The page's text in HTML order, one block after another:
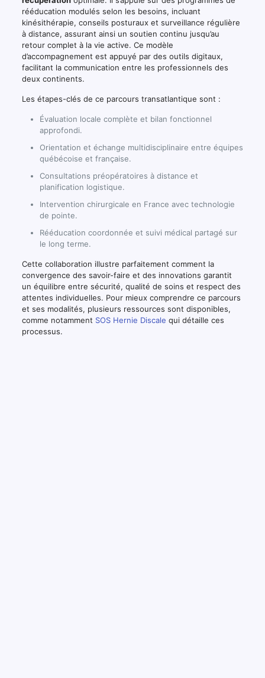
rééducation modulés selon les besoins, incluant
kinésithérapie, conseils posturaux et surveillance régulière
à distance, assurant ainsi un soutien continu jusqu’au
retour complet à la vie active. Ce modèle
d’accompagnement est appuyé par des outils digitaux,
facilitant la communication entre les professionnels des
deux continents.
Les étapes-clés de ce parcours transatlantique sont :
Évaluation locale complète et bilan fonctionnel
approfondi.
Orientation et échange multidisciplinaire entre équipes
québécoise et française.
Consultations préopératoires à distance et
planification logistique.
Intervention chirurgicale en France avec technologie
de pointe.
Rééducation coordonnée et suivi médical partagé sur
le long terme.
Cette collaboration illustre parfaitement comment la
convergence des savoir-faire et des innovations garantit
un équilibre entre sécurité, qualité de soins et respect des
attentes individuelles. Pour mieux comprendre ce parcours
et ses modalités, plusieurs ressources sont disponibles,
comme notamment SOS Hernie Discale qui détaille ces
processus.